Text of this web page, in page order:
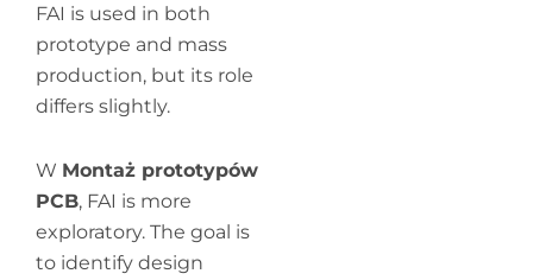
FAI is used in both
prototype and mass
production, but its role
differs slightly.
W Montaż prototypów
PCB, FAI is more
exploratory. The goal is
to identify design